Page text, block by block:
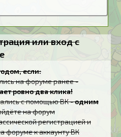
или вход с
если:
на форуме ранее -
ровно два клика!
с помощью ВК -одним
на форум
регистрацией и
форуме к аккаунту ВК